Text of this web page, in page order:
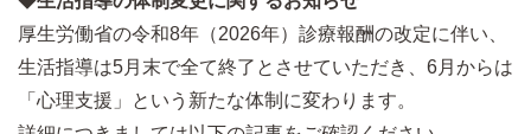
厚生労働省の令和8年（2026年）診療報酬の改定に伴い、
生活指導は5月末で全て終了とさせていただき、6月からは
「心理支援」という新たな体制に変わります。